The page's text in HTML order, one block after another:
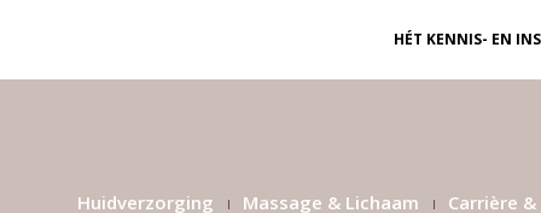
HÉT KENNIS- EN
Huidverzorging Massage & Lichaam Carrière